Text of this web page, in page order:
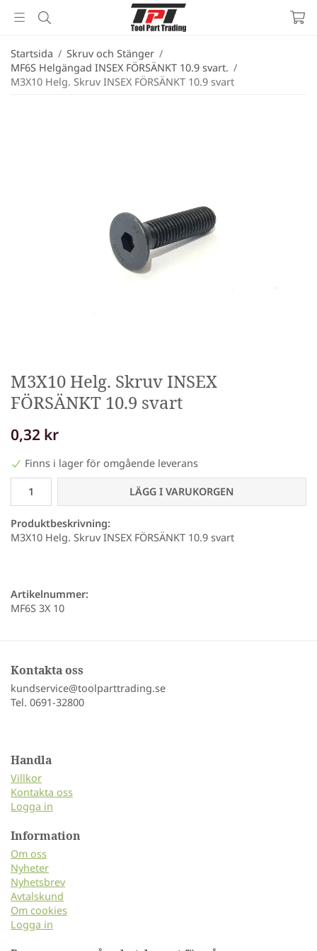
Startsida / Skruv och Stänger /
MF6S Helgängad INSEX FÖRSÄNKT 10.9 svart. /
M3X10 Helg. Skruv INSEX FÖRSÄNKT 10.9 svart
M3X10 Helg. Skruv INSEX
FÖRSÄNKT 10.9 svart
0,32 kr
Finns i lager för omgående leverans
LÄGG I VARUKORGEN
Produktbeskrivning:
M3X10 Helg. Skruv INSEX FÖRSÄNKT 10.9 svart
Artikelnummer:
MF6S 3X 10
Kontakta oss
kundservice@toolparttrading.se
Tel. 0691-32800
Handla
Villkor
Kontakta oss
Logga in
Information
Om oss
Nyheter
Nyhetsbrev
Avtalskund
Om cookies
Logga in